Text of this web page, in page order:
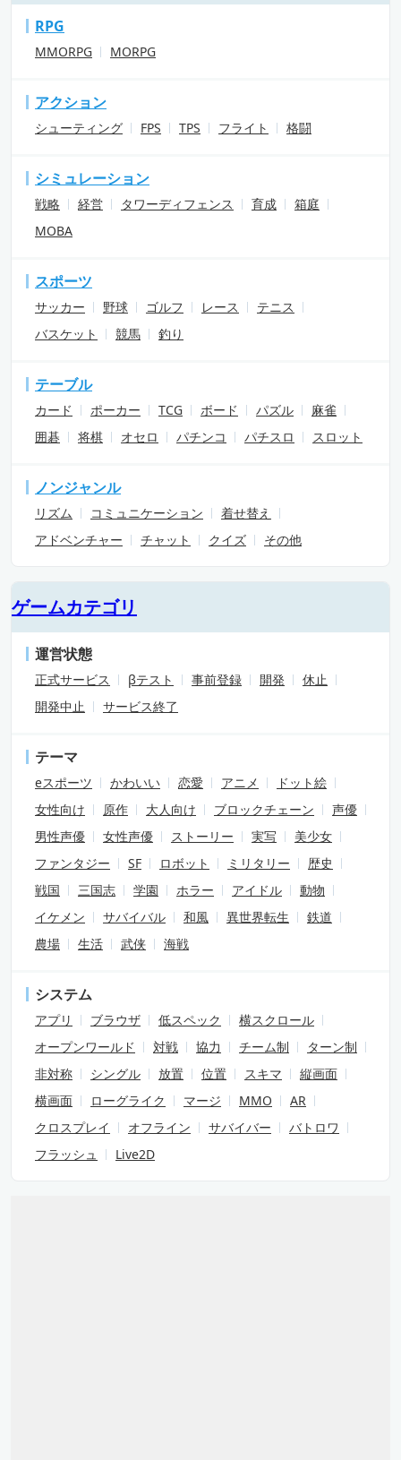
RPG
MMORPG MORPG
アクション
シューティング FPS TPS フライト 格闘
シミュレーション
戦略 経営 タワーディフェンス 育成
箱庭
MOBA
スポーツ
サッカー 野球 ゴルフ レース
テニス
バスケット
競馬 釣り
テーブル
カード ポーカー TCG ボード パズル
麻雀
囲碁
将棋 オセロ パチンコ パチスロ スロット
ノンジャンル
リズム コミュニケーション
着せ替え
アドベンチャー
チャット クイズ その他
ゲームカテゴリ
運営状態
正式サービス βテスト 事前登録 開発
休止
開発中止
サービス終了
テーマ
eスポーツ かわいい 恋愛 アニメ
ドット絵
女性向け
原作 大人向け ブロックチェーン
声優
男性声優
女性声優 ストーリー 実写
美少女
ファンタジー
SF ロボット ミリタリー
歴史
戦国
三国志 学園 ホラー アイドル
動物
イケメン
サバイバル 和風 異世界転生
鉄道
農場
生活 武侠 海戦
システム
アプリ ブラウザ 低スペック
横スクロール
オープンワールド
対戦 協力 チーム制
ターン制
非対称
シングル 放置 位置 スキマ
縦画面
横画面
ローグライク マージ MMO
AR
クロスプレイ
オフライン サバイバー
バトロワ
フラッシュ
Live2D